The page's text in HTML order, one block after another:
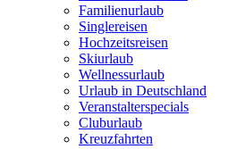
Familienurlaub
Singlereisen
Hochzeitsreisen
Skiurlaub
Wellnessurlaub
Urlaub in Deutschland
Veranstalterspecials
Cluburlaub
Kreuzfahrten